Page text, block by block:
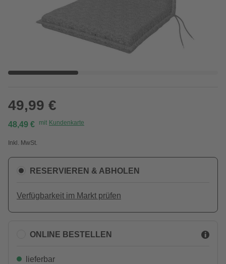
49,99 €
48,49 € mit Kundenkarte
Inkl. MwSt.
RESERVIEREN & ABHOLEN
Verfügbarkeit im Markt prüfen
ONLINE BESTELLEN
lieferbar